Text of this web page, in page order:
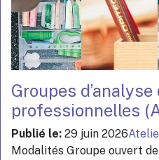
Groupes
professionnelles
Publié le: 29 juin 2026
Modalités Groupe ouvert